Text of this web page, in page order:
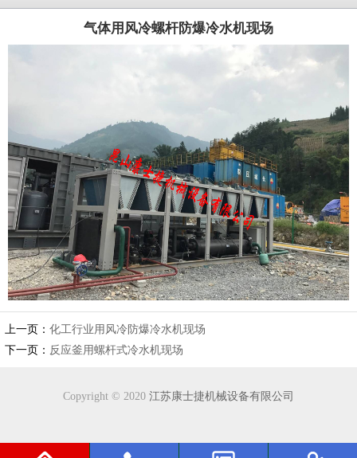
气体用风冷螺杆防爆冷水机现场
上一页：化工行业用风冷防爆冷水机现场
下一页： 反应釜用螺杆式冷水机现场
Copyright © 2020 江苏康士捷机械设备有限公司